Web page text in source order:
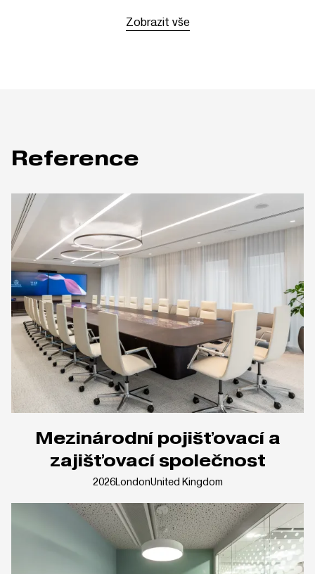
Zobrazit vše
Reference
Mezinárodní pojišťovací a
zajišťovací společnost
2026LondonUnited Kingdom